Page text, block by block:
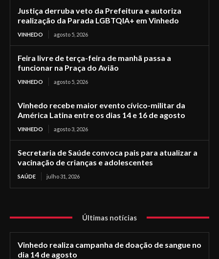
Justiça derruba veto da Prefeitura e autoriza
realização da Parada LGBTQIA+ em Vinhedo
VINHEDO agosto 5, 2026
Feira livre de terça-feira de manhã passa a
funcionar na Praça do Avião
VINHEDO agosto 5, 2026
Vinhedo recebe maior evento cívico-militar da
América Latina entre os dias 14 e 16 de agosto
VINHEDO agosto 3, 2026
Secretaria de Saúde convoca pais para atualizar a
vacinação de crianças e adolescentes
SAÚDE julho 31, 2026
Últimas notícias
Vinhedo realiza campanha de doação de sangue no
dia 14 de agosto